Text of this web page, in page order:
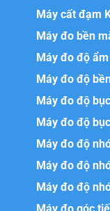
Máy cất đạm
Máy đo bền
Máy đo độ
Máy đo độ
Máy đo độ
Máy đo độ
Máy đo độ
Máy đo độ
Máy đo độ